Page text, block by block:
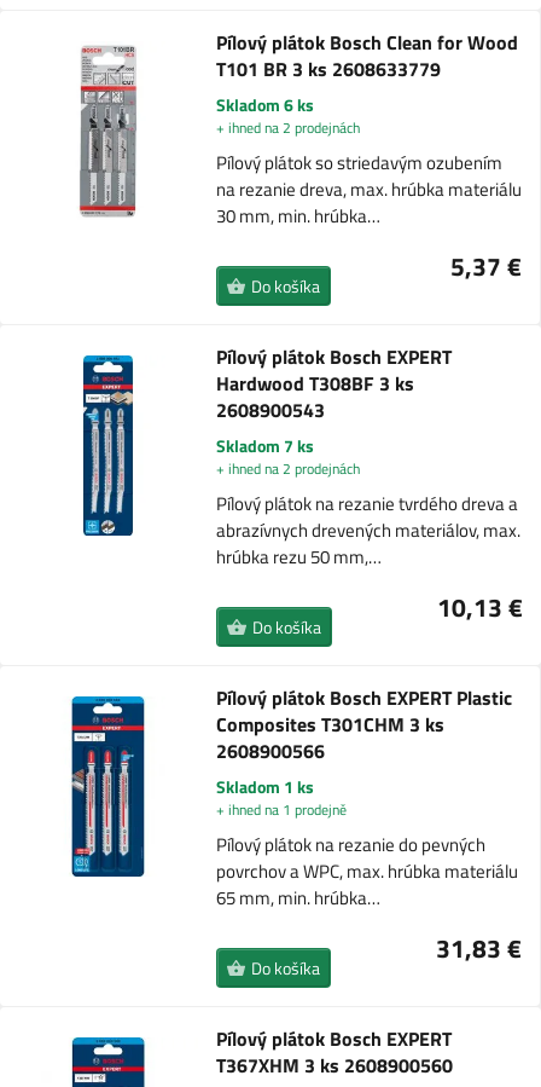
Pílový plátok Bosch Clean for Wood
T101 BR 3 ks 2608633779
Skladom 6 ks
+ ihned na 2 prodejnách
Pílový plátok so striedavým ozubením
na rezanie dreva, max. hrúbka materiálu
30 mm, min. hrúbka…
5,37 €
Do košíka
Pílový plátok Bosch EXPERT
Hardwood T308BF 3 ks
2608900543
Skladom 7 ks
+ ihned na 2 prodejnách
Pílový plátok na rezanie tvrdého dreva a
abrazívnych drevených materiálov, max.
hrúbka rezu 50 mm,…
10,13 €
Do košíka
Pílový plátok Bosch EXPERT Plastic
Composites T301CHM 3 ks
2608900566
Skladom 1 ks
+ ihned na 1 prodejně
Pílový plátok na rezanie do pevných
povrchov a WPC, max. hrúbka materiálu
65 mm, min. hrúbka…
31,83 €
Do košíka
Pílový plátok Bosch EXPERT
T367XHM 3 ks 2608900560